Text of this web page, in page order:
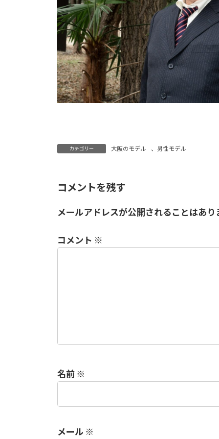
カテゴリー 大阪のモデル 、 男性モデル
コメントを残す
メールアドレスが公開されることはあり
コメント ※
名前 ※
メール ※